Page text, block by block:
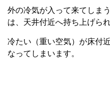
外の冷気が入って来てしま
は、天井付近へ持ち上げられ
冷たい（重い空気）が床付
なってしまいます。